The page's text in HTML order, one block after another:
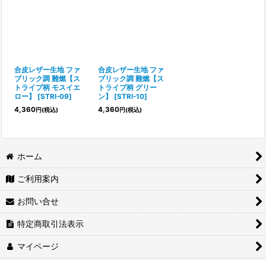
合皮レザー生地 ファ
ブリック調 難燃【ス
トライプ柄 モスイエ
ロー】
[STRI-09]
4,360円(税込)
合皮レザー生地 ファ
ブリック調 難燃【ス
トライプ柄 グリー
ン】
[STRI-10]
4,360円(税込)
ホーム
ご利用案内
お問い合せ
特定商取引法表示
マイページ